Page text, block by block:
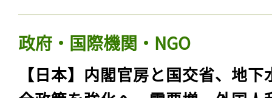
政府・国際機関・NGO
【日本】内閣官房と国交省、地下